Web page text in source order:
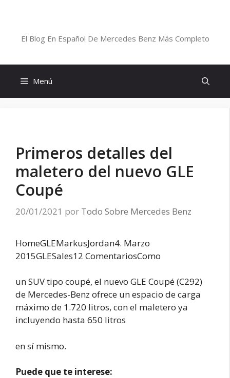
El Blog En Español De Mercedes Benz Más Completo
Menú
Primeros detalles del
maletero del nuevo GLE
Coupé
20/01/2021 por Todo Sobre Mercedes Benz
HomeGLEMarkusJordan4. Marzo
2015GLESales12 ComentariosComo
un SUV tipo coupé, el nuevo GLE Coupé (C292)
de Mercedes-Benz ofrece un espacio de carga
máximo de 1.720 litros, con el maletero ya
incluyendo hasta 650 litros
en sí mismo.
Puede que te interese: